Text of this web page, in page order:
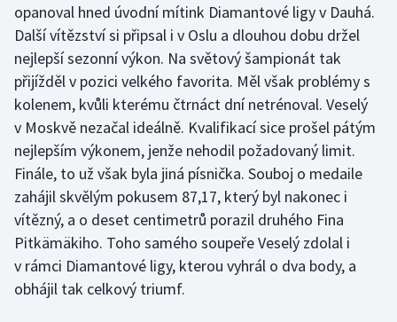
opanoval hned úvodní mítink Diamantové ligy v Dauhá.
Další vítězství si připsal i v Oslu a dlouhou dobu držel
nejlepší sezonní výkon. Na světový šampionát tak
přijížděl v pozici velkého favorita. Měl však problémy s
kolenem, kvůli kterému čtrnáct dní netrénoval. Veselý
v Moskvě nezačal ideálně. Kvalifikací sice prošel pátým
nejlepším výkonem, jenže nehodil požadovaný limit.
Finále, to už však byla jiná písnička. Souboj o medaile
zahájil skvělým pokusem 87,17, který byl nakonec i
vítězný, a o deset centimetrů porazil druhého Fina
Pitkämäkiho. Toho samého soupeře Veselý zdolal i
v rámci Diamantové ligy, kterou vyhrál o dva body, a
obhájil tak celkový triumf.